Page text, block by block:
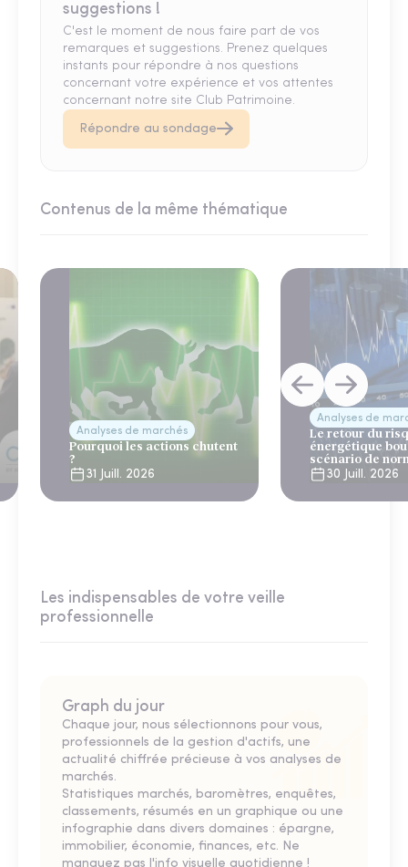
suggestions !
C'est le moment de nous faire part de vos
remarques et suggestions. Prenez quelques
instants pour répondre à nos questions
concernant votre expérience et vos attentes
concernant notre site Club Patrimoine.
Répondre au sondage
Contenus de la même thématique
Analyses de marchés
Pourquoi les actions chutent
?
31 Juill. 2026
Analyses de
Le retour du
énergétique
scénario de
30 Juill. 2026
Les indispensables de votre veille
professionnelle
Graph du jour
Chaque jour, nous sélectionnons pour vous,
professionnels de la gestion d'actifs, une
actualité chiffrée précieuse à vos analyses de
marchés.
Statistiques marchés, baromètres, enquêtes,
classements, résumés en un graphique ou une
infographie dans divers domaines : épargne,
immobilier, économie, finances, etc. Ne
manquez pas l'info visuelle quotidienne !